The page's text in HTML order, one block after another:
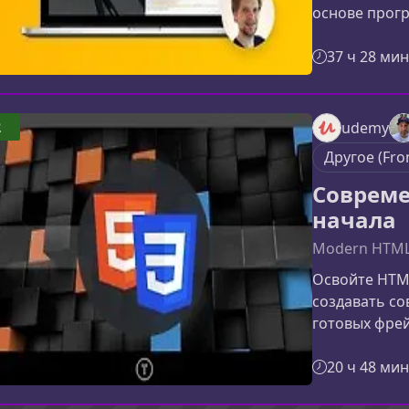
основе
фронтенда и
портфолио.
работать с
создавать
37 ч 28 мин
udemy
Другое
начала
Modern
Освойте
создавать
готовых
перейти от
верстке,
20 ч 48 мин